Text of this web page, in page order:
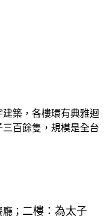
築，各樓環有典雅迴
百餘隻，規模是全台
； 二樓：為太子